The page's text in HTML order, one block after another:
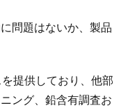
問題はないか、製品
提供しており、他部
ング、鉛含有調査お